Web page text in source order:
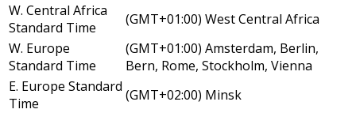
W. Central Africa
Standard Time
(GMT+01:00) West Central Africa
W. Europe
Standard Time
(GMT+01:00) Amsterdam, Berlin,
Bern, Rome, Stockholm, Vienna
E. Europe Standard
Time
(GMT+02:00) Minsk